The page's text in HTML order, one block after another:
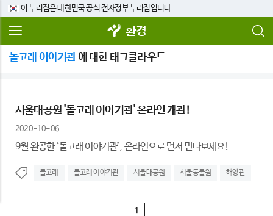
이 누리집은 대한민국 공식 전자정부 누리집입니다.
환경
돌고래 이야기관에 대한 태그클라우드
서울대공원 '돌고래 이야기관' 온라인 개관!
2020-10-06
9월 완공한 ‘돌고래 이야기관’, 온라인으로 먼저 만나보세요!
돌고래 돌고래 이야기관 서울대공원 서울동물원 해양관
1